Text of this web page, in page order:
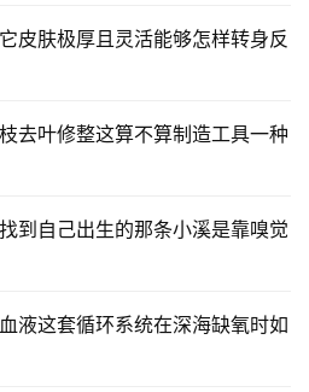
皮肤极厚且灵活能够怎样转身反
去叶修整这算不算制造工具一种
到自己出生的那条小溪是靠嗅觉
液这套循环系统在深海缺氧时如